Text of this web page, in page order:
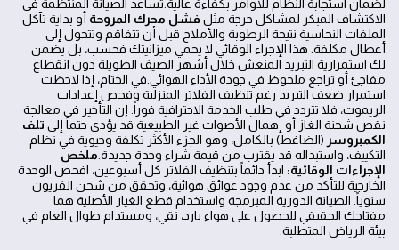
لضمان استجابة النظام للأوامر بكفاءة عالية.تساعد الصيانة المنتظمة في
الاكتشاف المبكر لمشاكل حرجة مثل فشل محرك المروحة أو بداية تآكل
الملفات النحاسية نتيجة الرطوبة والأملاح قبل أن تتفاقم وتتحول إلى
أعطال مكلفة. هذا الإجراء الوقائي لا يحمي ميزانيتك فحسب، بل يضمن
لك استمرارية التبريد المنعش خلال أشهر الصيف الطويلة دون انقطاع
مفاجئ أو تراجع ملحوظ في جودة الأداء الهوائي.في الختام، إذا لاحظت
استمرار ضعف التبريد رغم تنظيف الفلاتر المنزلية وفحص إعدادات
الريموت، فلا تتردد في طلب الخدمة الاحترافية فوراً. إن التأخير في معالجة
نقص شحنة الغاز أو إهمال الأصوات غير الطبيعية قد يؤدي حتماً إلى تلف
الكمبروسر (الضاغط) بالكامل، وهو الجزء الأكثر تكلفة وحيوية في نظام
التكييف، واستبداله قد يقترب من قيمة شراء وحدة جديدة. ملخص
الإجراءات الوقائية: ابدأ دائماً بتنظيف الفلاتر كل أسبوعين، افحص الوحدة
الخارجية للتأكد من عدم وجود عوائق هوائية، وتحقق من شحن الفريون
سنوياً. الصيانة الدورية المبرمجة واستخدام قطع الغيار الأصلية هما
مفتاحك الحقيقي للحصول على هواء بارد، نقي، ومستدام طوال العام في
بيئة الرياض المتطلبة.